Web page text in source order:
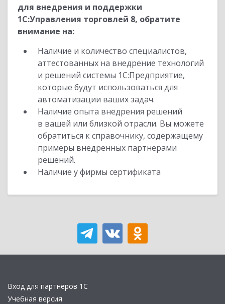
для внедрения и поддержки
1С:Управления торговлей 8, обратите
внимание на:
Наличие и количество специалистов,
аттестованных на внедрение технологий
и решений системы 1С:Предприятие,
которые будут использоваться для
автоматизации ваших задач.
Наличие опыта внедрения решений
в вашей или близкой отрасли. Вы можете
обратиться к справочнику, содержащему
примеры внедренных партнерами
решений.
Наличие у фирмы сертификата
Вход для партнеров 1С
Учебная версия